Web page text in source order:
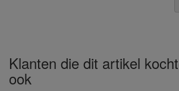
Klanten die dit artikel
ook